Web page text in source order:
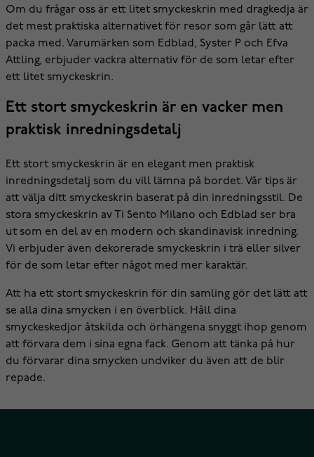
Om du frågar oss är ett litet smyckeskrin med dragkedja är
det mest praktiska alternativet för resor som går lätt att
packa med. Varumärken som Edblad, Syster P och Efva
Attling, erbjuder vackra alternativ för de som letar efter
ett litet smyckeskrin.
Ett stort smyckeskrin är en vacker men
praktisk inredningsdetalj
Ett stort smyckeskrin är en elegant men praktisk
inredningsdetalj som du vill lämna på bordet. Vår tips är
att välja ditt smyckeskrin baserat på din inredningsstil. De
stora smyckeskrin av Ti Sento Milano och Edblad ser bra
ut som en del av en modern och skandinavisk inredning.
Vi erbjuder även dekorerade smyckeskrin i trä eller silver
för de som letar efter något med mer karaktär.
Att ha ett stort smyckeskrin för din samling gör det lätt att
se alla dina smycken i en överblick. Håll dina
smyckeskedjor åtskilda och örhängena snyggt ihop genom
att förvara dem i sina egna fack. Genom att tänka på hur
du förvarar dina smycken undviker du även att de blir
repade.